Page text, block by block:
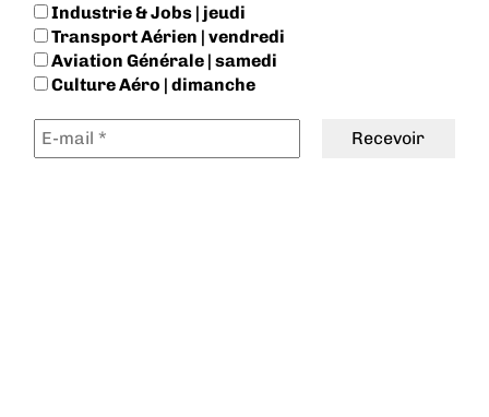
Industrie & Jobs | jeudi
Transport Aérien | vendredi
Aviation Générale | samedi
Culture Aéro | dimanche